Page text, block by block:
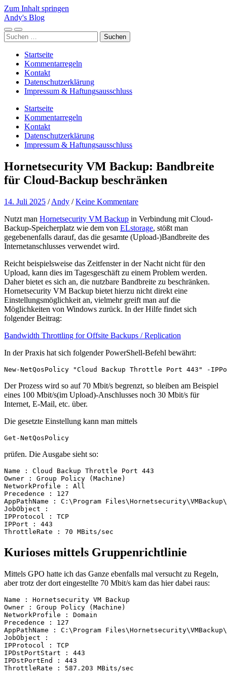
Zum Inhalt springen
Andy's Blog
Mobile-
Menü
Suchfeld
ein-/ausblenden
Suchen
nach:
Startseite
Kommentarregeln
Kontakt
Datenschutzerklärung
Impressum & Haftungsausschluss
Startseite
Kommentarregeln
Kontakt
Datenschutzerklärung
Impressum & Haftungsausschluss
Hornetsecurity VM Backup: Bandbreite
für Cloud-Backup beschränken
14. Juli 2025 /Andy /Keine Kommentare
Nutzt man Hornetsecurity VM Backup in Verbindung mit Cloud-
Backup-Speicherplatz wie dem von ELstorage, stößt man
gegebenenfalls darauf, das die gesamte (Upload-)Bandbreite des
Internetanschlusses verwendet wird.
Reicht beispielsweise das Zeitfenster in der Nacht nicht für den
Upload, kann dies im Tagesgeschäft zu einem Problem werden.
Daher bietet es sich an, die nutzbare Bandbreite zu beschränken.
Hornetsecurity VM Backup bietet hierzu nicht direkt eine
Einstellungsmöglichkeit an, vielmehr greift man auf die
Möglichkeiten von Windows zurück. In der Hilfe findet sich
folgender Beitrag:
Bandwidth Throttling for Offsite Backups / Replication
In der Praxis hat sich folgender PowerShell-Befehl bewährt:
New-NetQosPolicy "Cloud Backup Throttle Port 443" -
Der Prozess wird so auf 70 Mbit/s begrenzt, so bleiben am Beispiel
eines 100 Mbit/s(im Upload)-Anschlusses noch 30 Mbit/s für
Internet, E-Mail, etc. über.
Die gesetzte Einstellung kann man mittels
Get-NetQosPolicy
prüfen. Die Ausgabe sieht so:
Name : Cloud Backup Throttle Port 443
Owner : Group Policy (Machine)
NetworkProfile : All
Precedence : 127
AppPathName : C:\Program
JobObject :
IPProtocol : TCP
IPPort : 443
ThrottleRate : 70 MBits/sec
Kurioses mittels Gruppenrichtlinie
Mittels GPO hatte ich das Ganze ebenfalls mal versucht zu Regeln,
aber trotz der dort eingestellte 70 Mbit/s kam das hier dabei raus:
Name : Hornetsecurity VM Backup
Owner : Group Policy (Machine)
NetworkProfile : Domain
Precedence : 127
AppPathName : C:\Program
JobObject :
IPProtocol : TCP
IPDstPortStart : 443
IPDstPortEnd : 443
ThrottleRate : 587.203 MBits/sec